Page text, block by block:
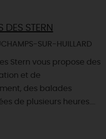
DES STERN
SUR-HUILLARD
Stern vous propose des
et de
des balades
de plusieurs heures....